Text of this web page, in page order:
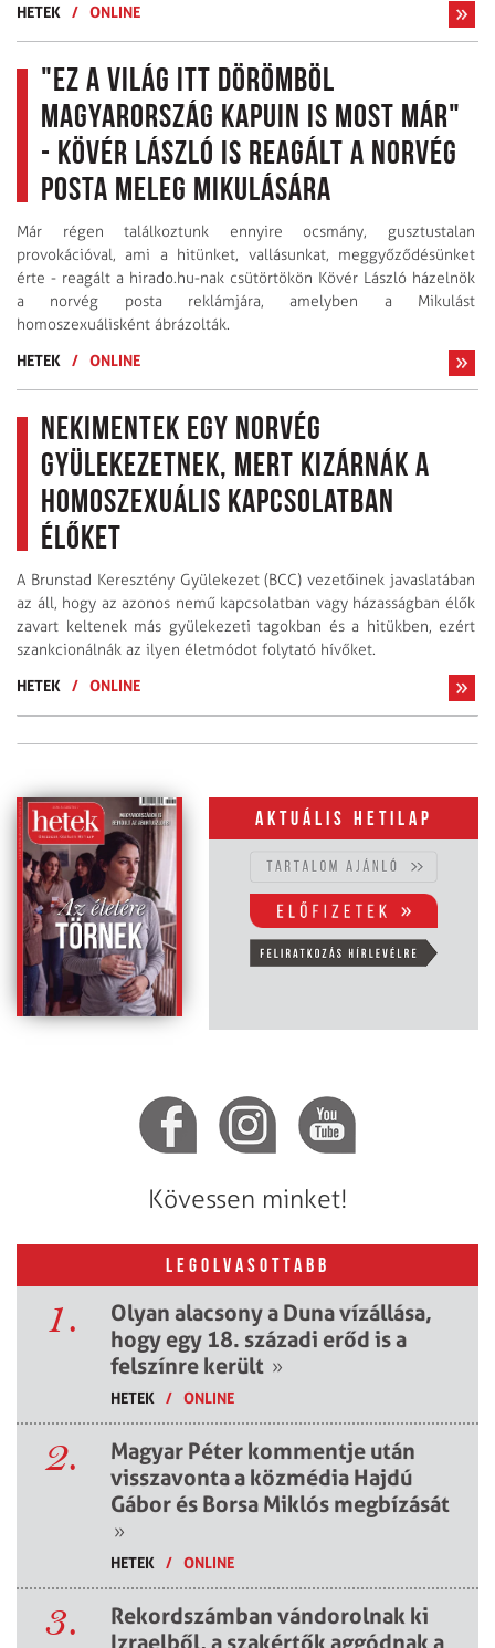
HETEK
/ ONLINE
"Ez a világ itt dörömböl
Magyarország kapuin is most már"
- Kövér László is reagált a norvég
posta meleg Mikulására
Már régen találkoztunk ennyire ocsmány, gusztustalan
provokációval, ami a hitünket, vallásunkat, meggyőződésünket
érte - reagált a hirado.hu-nak csütörtökön Kövér László házelnök
a norvég posta reklámjára, amelyben a Mikulást
homoszexuálisként ábrázolták.
HETEK
/ ONLINE
Nekimentek egy norvég
gyülekezetnek, mert kizárnák a
homoszexuális kapcsolatban
élőket
A Brunstad Keresztény Gyülekezet (BCC) vezetőinek javaslatában
az áll, hogy az azonos nemű kapcsolatban vagy házasságban élők
zavart keltenek más gyülekezeti tagokban és a hitükben, ezért
szankcionálnák az ilyen életmódot folytató hívőket.
HETEK
/ ONLINE
Aktuális hetilap
Kövessen minket!
LEGOLVASOTTABB
1.
Olyan alacsony a Duna vízállása,
hogy egy 18. századi erőd is a
felszínre került »
HETEK / ONLINE
2.
Magyar Péter kommentje után
visszavonta a közmédia Hajdú
Gábor és Borsa Miklós megbízását
»
HETEK / ONLINE
3.
Rekordszámban vándorolnak ki
Izraelből, a szakértők aggódnak a